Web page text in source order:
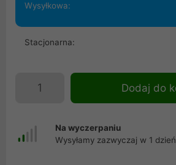
Wysyłkowa:
Stacjonarna:
Dodaj do
Na wyczerpaniu
Wysyłamy zazwyczaj w 1 dzień